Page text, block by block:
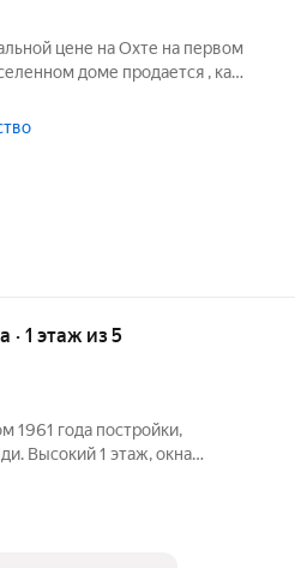
цене на Охте на первом
доме продается , как
и коммуникаций ,
· 1 этаж из 5